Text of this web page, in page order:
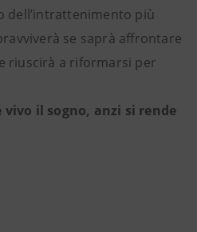
dell’intrattenimento più
se saprà affrontare
riuscirà a riformarsi per
il sogno, anzi si rende